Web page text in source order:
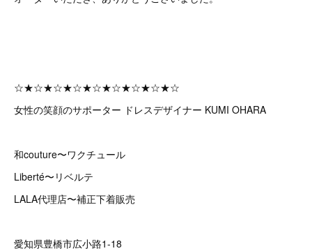
☆★☆★☆★☆★☆★☆★☆★☆★☆
女性の笑顔のサポーター ドレスデザイナー KUMI OHARA
和couture〜ワクチュール
Liberté〜リベルテ
LALA代理店〜補正下着販売
愛知県豊橋市広小路1-18